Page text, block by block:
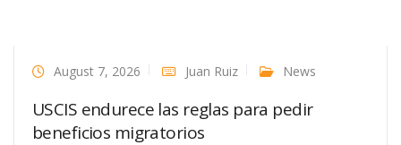
August 7, 2026 Juan Ruiz News
USCIS endurece las reglas para pedir
beneficios migratorios